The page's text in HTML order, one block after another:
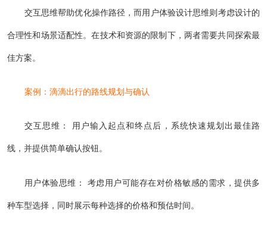
交互思维帮助优化操作路径，而用户体验设计思维则考虑设计的
合理性和场景适配性。在技术和资源的限制下，两者需要共同探索最
佳方案。
案例：滴滴出行的路线规划与确认
交互思维： 用户输入起点和终点后，系统快速规划出最佳路
线，并提供简单确认按钮。
用户体验思维： 考虑用户可能存在对价格敏感的需求，提供多
种车型选择，同时展示每种选择的价格和预估时间。